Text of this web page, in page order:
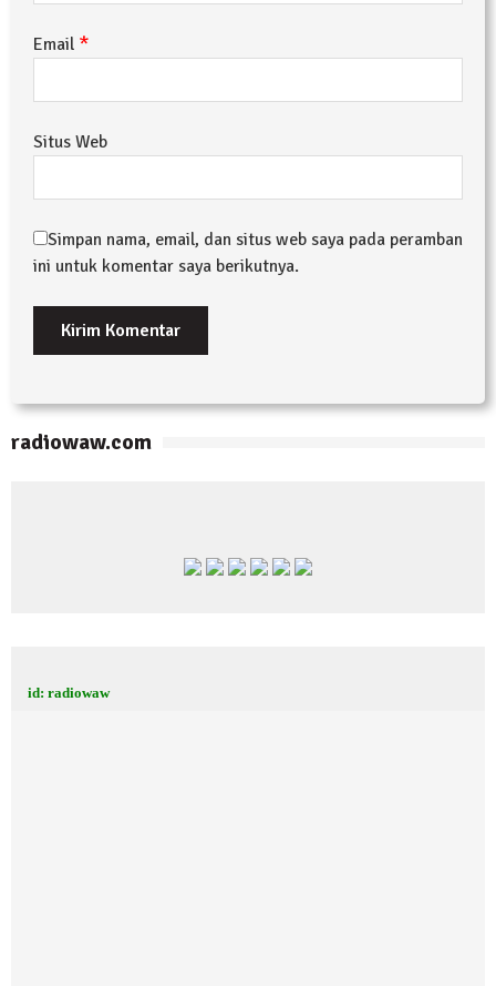
Email *
Situs Web
Simpan nama, email, dan situs web saya pada peramban
ini untuk komentar saya berikutnya.
radiowaw.com
id: radiowaw